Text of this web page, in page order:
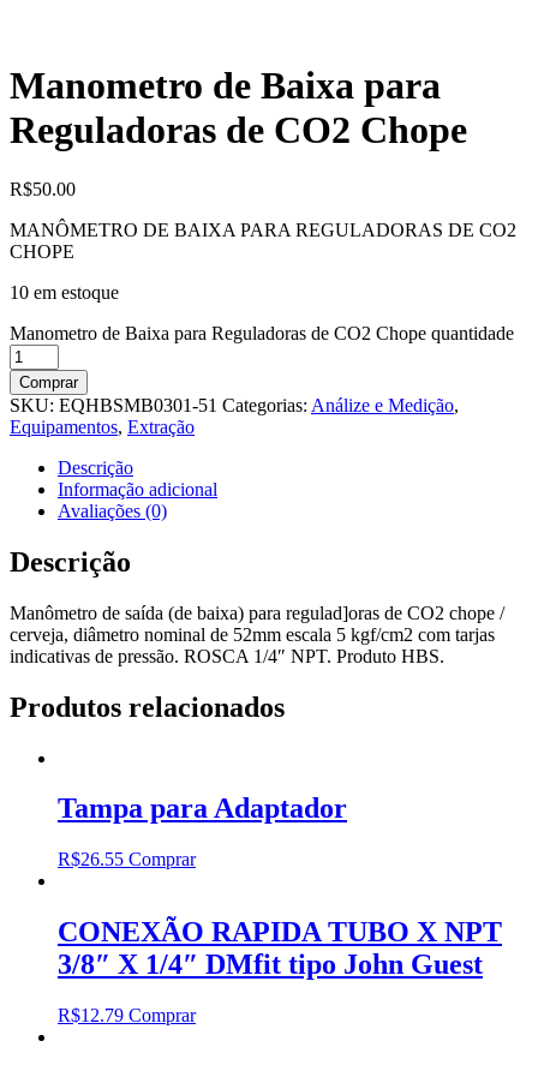
Manometro de Baixa para
Reguladoras de CO2 Chope
R$50.00
MANÔMETRO DE BAIXA PARA REGULADORAS DE CO2
CHOPE
10 em estoque
Manometro de Baixa para Reguladoras de CO2 Chope quantidade
Comprar
SKU: EQHBSMB0301-51 Categorias: Análize e Medição,
Equipamentos, Extração
Descrição
Informação adicional
Avaliações (0)
Descrição
Manômetro de saída (de baixa) para regulad]oras de CO2 chope /
cerveja, diâmetro nominal de 52mm escala 5 kgf/cm2 com tarjas
indicativas de pressão. ROSCA 1/4″ NPT. Produto HBS.
Produtos relacionados
Tampa para Adaptador
R$26.55 Comprar
CONEXÃO RAPIDA TUBO X NPT
3/8″ X 1/4″ DMfit tipo John Guest
R$12.79 Comprar